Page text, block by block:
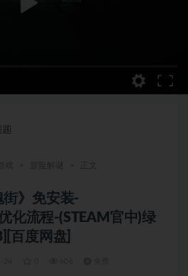
街》免安装-
化流程-(STEAM官中)绿
百度网盘]